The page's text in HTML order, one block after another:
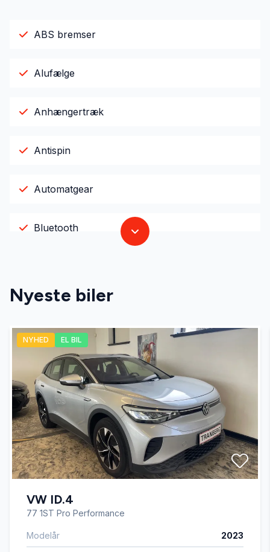
ABS bremser
Alufælge
Anhængertræk
Antispin
Automatgear
Bluetooth
El-ruder x4
El-spejle med varme
Fartpilot
Fjernbetjent centrallås
Kørecomputer
LED kørelys
Læderrat
Nyeste biler
NYHED EL BIL
VW ID.4
77 1ST Pro Performance
Modelår 2023